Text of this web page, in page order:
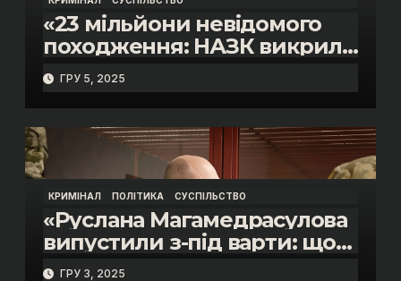
«23 мільйони невідомого
походження: НАЗК викрило
розкішне життя інспектора
митниці “Тиса” Василя
Пупени»
ГРУ 5, 2025
КРИМІНАЛ ПОЛІТИКА СУСПІЛЬСТВО
«Руслана Магамедрасулова
випустили з-під варти: що
відбувалось у залі суду»
ГРУ 3, 2025